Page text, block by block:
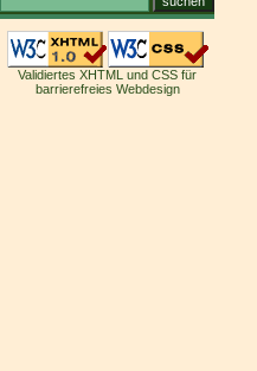
Validiertes XHTML und CSS für
barrierefreies Webdesign